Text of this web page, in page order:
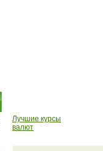
Лучшие курсы
валют